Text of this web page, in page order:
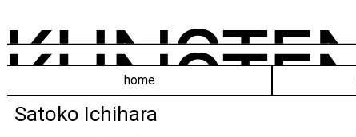
home
Satoko Ichihara